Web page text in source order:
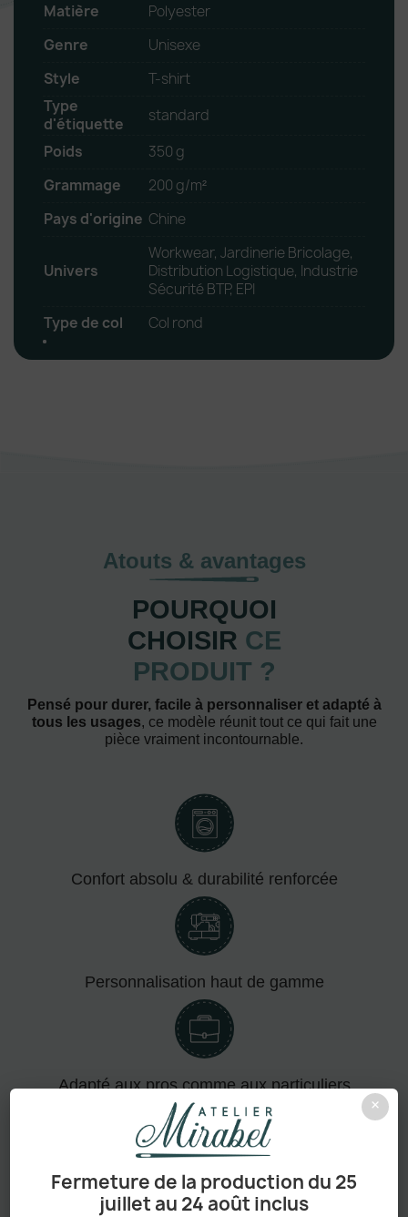
×
Fermeture de la production du 25
juillet au 24 août inclus
Matière
Polyester
Genre
Unisexe
Style
T-shirt
Type
d'étiquette
standard
Poids
350 g
Grammage
200 g/m²
Pays d'origine Chine
Univers
Workwear, Jardinerie Bricolage,
Distribution Logistique, Industrie
Sécurité BTP, EPI
Type de col
Col rond
Atouts & avantages
POURQUOI
CHOISIR CE
PRODUIT ?
Pensé pour durer, facile à personnaliser et adapté à
tous les usages, ce modèle réunit tout ce qui fait une
pièce vraiment incontournable.
Confort absolu & durabilité renforcée
Personnalisation haut de gamme
Adapté aux pros comme aux particuliers
Sans minimum de commande